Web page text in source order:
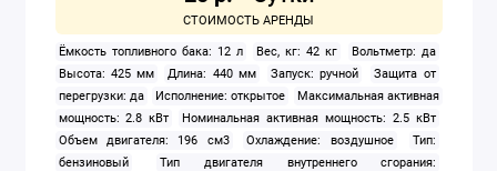
Ёмкость топливного бака: 12 л Вес, кг: 42 кг
Вольтметр: да
Высота: 425 мм
Длина: 440 мм Запуск: ручной
Защита от
перегрузки: да
Исполнение: открытое
Максимальная активная
мощность: 2.8 кВт
Номинальная активная мощность: 2.5 кВт
Объем двигателя: 196 см3
Охлаждение: воздушное
Тип:
бензиновый
Тип двигателя внутреннего сгорания: